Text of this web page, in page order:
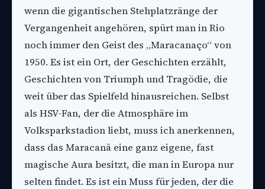
wenn die gigantischen Stehplatzränge der
Vergangenheit angehören, spürt man in Rio
noch immer den Geist des „Maracanaço“ von
1950. Es ist ein Ort, der Geschichten erzählt,
Geschichten von Triumph und Tragödie, die
weit über das Spielfeld hinausreichen. Selbst
als HSV-Fan, der die Atmosphäre im
Volksparkstadion liebt, muss ich anerkennen,
dass das Maracanã eine ganz eigene, fast
magische Aura besitzt, die man in Europa nur
selten findet. Es ist ein Muss für jeden, der die